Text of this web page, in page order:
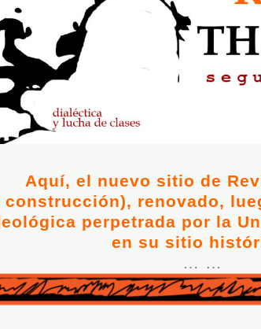
Aquí, el nuevo sitio de
construcción), renovado,
perpetrada por la
en su sitio
… …